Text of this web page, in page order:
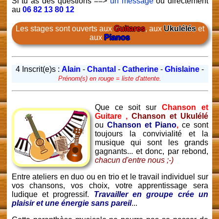
au 06 82 13 80 12
Les stages sont ouverts auxGuitares, aux Ukuléléset
aux Pianos
4 Inscrit(e)s :Alain -Chantal -Catherine -Ghislaine-
Prénom(s) en rouge = liste d'attente.
Que ce soit surChanson et
Guitare , Chanson et Ukulélé
ou Chanson et Piano, ce sont
toujours la convivialité et la
musique qui sont les grands
gagnants... et donc, par rebond,
chacun d'entre nous ;-)
Entre ateliers en duo ou en trio et le travail individuel sur
vos chansons, vos choix, votre apprentissage sera
ludique et progressif. Travailler en groupe crée un
plaisir et une énergie sans pareil...